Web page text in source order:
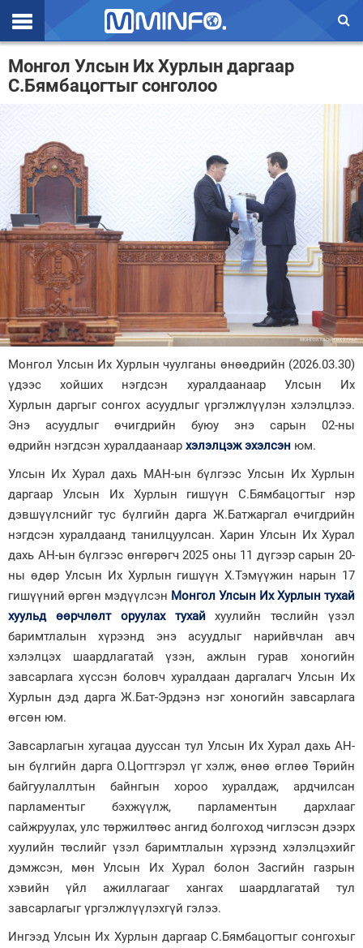
Эхлэл
Цаг агаар
Улс төр
Эдийн засаг
Үзэл бодол
Спорт
Нийгэм
Дэлхий
Зурхай
Монгол Улсын Их Хурлын даргаар
С.Бямбацогтыг сонголоо
Монгол Улсын Их Хурлын чуулганы өнөөдрийн (2026.03.30)
үдээс хойших нэгдсэн хуралдаанаар Улсын Их
Хурлын даргыг сонгох асуудлыг үргэлжлүүлэн хэлэлцлээ.
Энэ асуудлыг өчигдрийн буюу энэ сарын 02-ны
өдрийн нэгдсэн хуралдаанаар хэлэлцэж эхэлсэн юм.
Улсын Их Хурал дахь МАН-ын бүлгээс Улсын Их Хурлын
даргаар Улсын Их Хурлын гишүүн С.Бямбацогтыг нэр
дэвшүүлснийг тус бүлгийн дарга Ж.Батжаргал өчигдрийн
нэгдсэн хуралдаанд танилцуулсан. Харин Улсын Их Хурал
дахь АН-ын бүлгээс өнгөрөгч 2025 оны 11 дүгээр сарын 20-
ны өдөр Улсын Их Хурлын гишүүн Х.Тэмүүжин нарын 17
гишүүний өргөн мэдүүлсэн Монгол Улсын Их Хурлын тухай
хуульд өөрчлөлт оруулах тухайхуулийн төслийн үзэл
баримтлалын хүрээнд энэ асуудлыг нарийвчлан авч
хэлэлцэх шаардлагатай үзэн, ажлын гурав хоногийн
завсарлага хүссэн боловч хуралдаан даргалагч Улсын Их
Хурлын дэд дарга Ж.Бат-Эрдэнэ нэг хоногийн завсарлага
өгсөн юм.
Завсарлагын хугацаа дууссан тул Улсын Их Хурал дахь АН-
ын бүлгийн дарга О.Цогтгэрэл үг хэлж, өнөө өглөө Төрийн
байгуулаллтын байнгын хороо хуралдаж, ардчилсан
парламентыг бэхжүүлж, парламентын дархлааг
сайжруулах, улс төржилтөөс ангид болгоход чиглэсэн дээрх
хуулийн төслийг үзэл баримтлалын хүрээнд хэлэлцэхийг
дэмжсэн, мөн Улсын Их Хурал болон Засгийн газрын
хэвийн үйл ажиллагааг хангах шаардлагатай тул
завсарлагыг үргэлжлүүлэхгүй гэлээ.
Ингээд Улсын Их Хурлын даргаар С.Бямбацогтыг сонгохыг